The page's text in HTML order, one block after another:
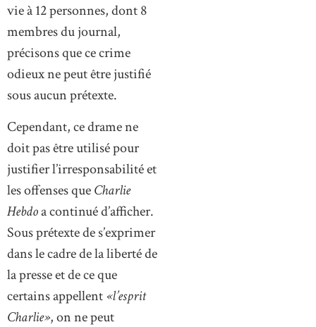
vie à 12 personnes, dont 8
membres du journal,
précisons que ce crime
odieux ne peut être justifié
sous aucun prétexte.
Cependant, ce drame ne
doit pas être utilisé pour
justifier l’irresponsabilité et
les offenses queCharlie
Hebdoa continué d’afficher.
Sous prétexte de s’exprimer
dans le cadre de la liberté de
la presse et de ce que
certains appellent«l’esprit
Charlie», on ne peut